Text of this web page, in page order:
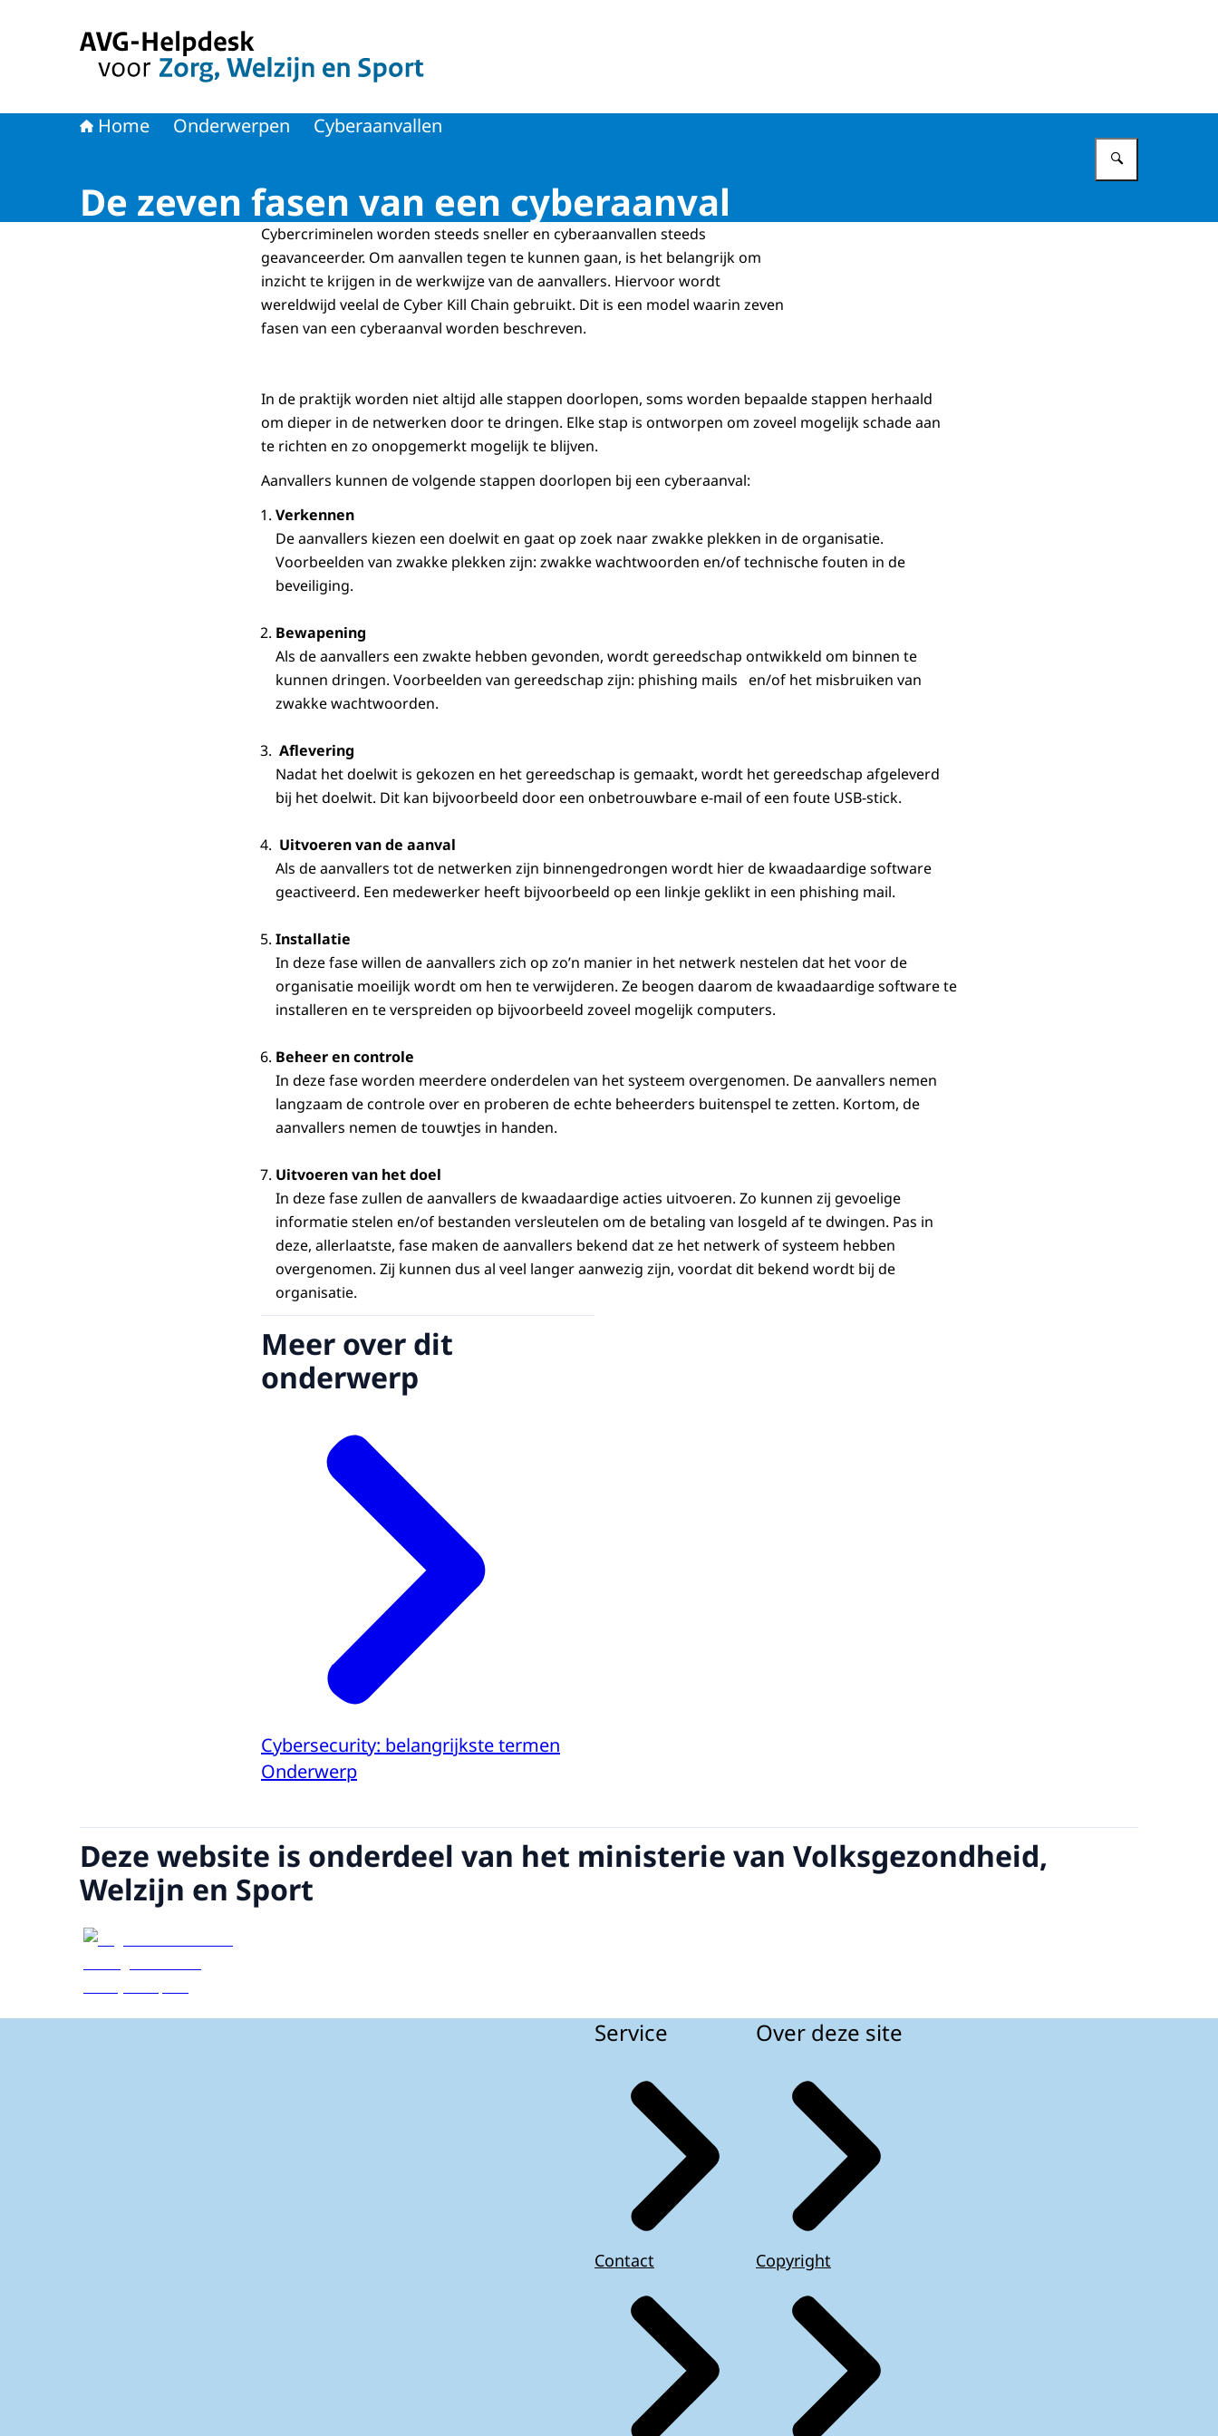
Home Onderwerpen Cyberaanvallen
De zeven fasen van een cyberaanval
Cybercriminelen worden steeds sneller en cyberaanvallen steeds
geavanceerder. Om aanvallen tegen te kunnen gaan, is het belangrijk om
inzicht te krijgen in de werkwijze van de aanvallers. Hiervoor wordt
wereldwijd veelal de Cyber Kill Chain gebruikt. Dit is een model waarin zeven
fasen van een cyberaanval worden beschreven.
In de praktijk worden niet altijd alle stappen doorlopen, soms worden bepaalde stappen herhaald
om dieper in de netwerken door te dringen. Elke stap is ontworpen om zoveel mogelijk schade aan
te richten en zo onopgemerkt mogelijk te blijven.
Aanvallers kunnen de volgende stappen doorlopen bij een cyberaanval:
Verkennen
De aanvallers kiezen een doelwit en gaat op zoek naar zwakke plekken in de organisatie.
Voorbeelden van zwakke plekken zijn: zwakke wachtwoorden en/of technische fouten in de
beveiliging.
Bewapening
Als de aanvallers een zwakte hebben gevonden, wordt gereedschap ontwikkeld om binnen te
kunnen dringen. Voorbeelden van gereedschap zijn: phishing mails en/of het misbruiken van
zwakke wachtwoorden.
Aflevering
Nadat het doelwit is gekozen en het gereedschap is gemaakt, wordt het gereedschap afgeleverd
bij het doelwit. Dit kan bijvoorbeeld door een onbetrouwbare e-mail of een foute USB-stick.
Uitvoeren van de aanval
Als de aanvallers tot de netwerken zijn binnengedrongen wordt hier de kwaadaardige software
geactiveerd. Een medewerker heeft bijvoorbeeld op een linkje geklikt in een phishing mail.
Installatie
In deze fase willen de aanvallers zich op zo’n manier in het netwerk nestelen dat het voor de
organisatie moeilijk wordt om hen te verwijderen. Ze beogen daarom de kwaadaardige software te
installeren en te verspreiden op bijvoorbeeld zoveel mogelijk computers.
Beheer en controle
In deze fase worden meerdere onderdelen van het systeem overgenomen. De aanvallers nemen
langzaam de controle over en proberen de echte beheerders buitenspel te zetten. Kortom, de
aanvallers nemen de touwtjes in handen.
Uitvoeren van het doel
In deze fase zullen de aanvallers de kwaadaardige acties uitvoeren. Zo kunnen zij gevoelige
informatie stelen en/of bestanden versleutelen om de betaling van losgeld af te dwingen. Pas in
deze, allerlaatste, fase maken de aanvallers bekend dat ze het netwerk of systeem hebben
overgenomen. Zij kunnen dus al veel langer aanwezig zijn, voordat dit bekend wordt bij de
organisatie.
Meer over dit
onderwerp
Cybersecurity: belangrijkste termen
Onderwerp
Deze website is onderdeel van het ministerie van Volksgezondheid,
Welzijn en Sport
Service
Contact
Over deze site
Copyright